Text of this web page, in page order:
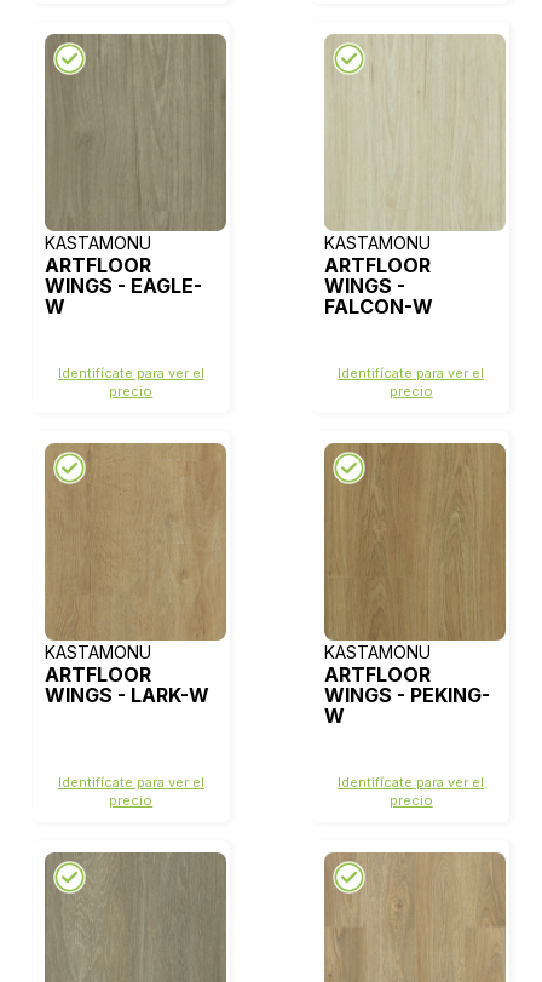
KASTAMONU
ARTFLOOR
WINGS - EAGLE-
W
Identifícate para ver el
precio
KASTAMONU
ARTFLOOR
WINGS -
FALCON-W
Identifícate para ver el
precio
KASTAMONU
ARTFLOOR
WINGS - LARK-W
Identifícate para ver el
precio
KASTAMONU
ARTFLOOR
WINGS - PEKING-
W
Identifícate para ver el
precio